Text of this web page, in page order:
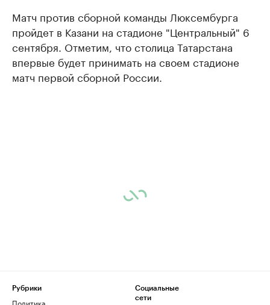
Матч против сборной команды Люксембурга
пройдет в Казани на стадионе "Центральный" 6
сентября. Отметим, что столица Татарстана
впервые будет принимать на своем стадионе
матч первой сборной России.
Рубрики
Политика
Социальные
сети